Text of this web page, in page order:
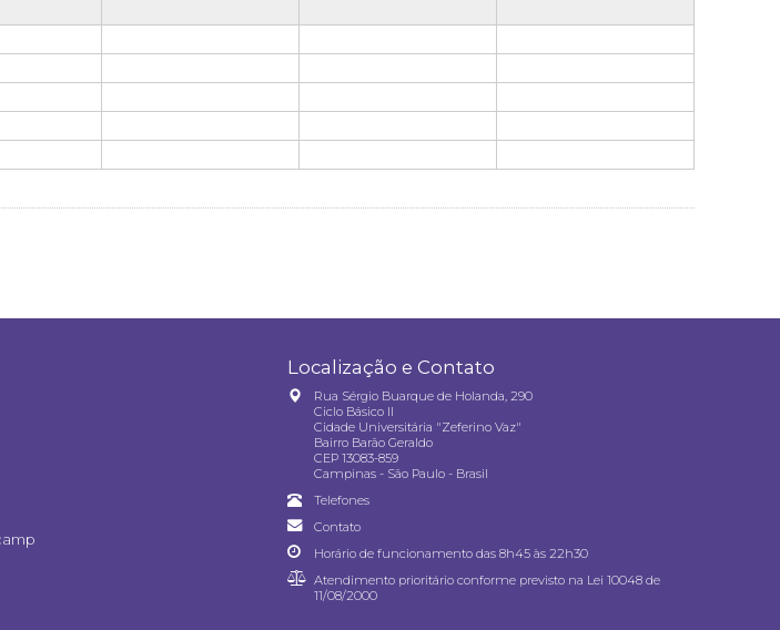
Localização e Contato
Rua Sérgio Buarque de Holanda, 290
Ciclo Básico II
Cidade Universitária "Zeferino Vaz"
Bairro Barão Geraldo
CEP 13083-859
Campinas - São Paulo - Brasil
Telefones
Contato
Horário de funcionamento das 8h45 às 22h30
Atendimento prioritário conforme previsto na Lei 10048 de
11/08/2000